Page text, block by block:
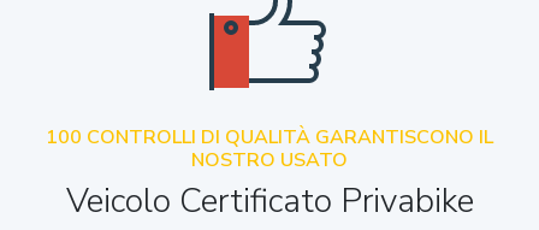
100 CONTROLLI DI QUALITÀ GARANTISCONO IL
NOSTRO USATO
Veicolo Certificato Privabike